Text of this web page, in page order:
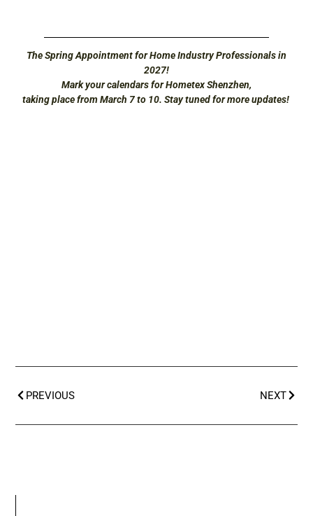
The Spring Appointment for Home Industry Professionals in
2027!
Mark your calendars for Hometex Shenzhen,
taking place from March 7 to 10. Stay tuned for more updates!
PREVIOUS NEXT